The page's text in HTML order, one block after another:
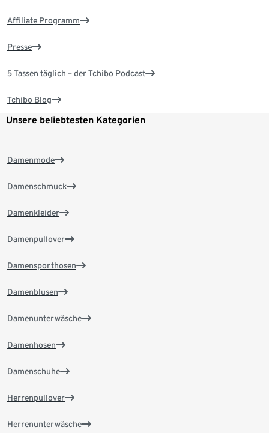
Affiliate Programm
Presse
5 Tassen täglich – der Tchibo Podcast
Tchibo Blog
Unsere beliebtesten Kategorien
Damenmode
Damenschmuck
Damenkleider
Damenpullover
Damensporthosen
Damenblusen
Damenunterwäsche
Damenhosen
Damenschuhe
Herrenpullover
Herrenunterwäsche